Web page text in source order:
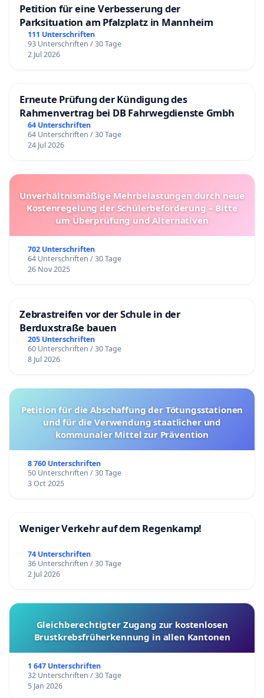
Petition für eine Verbesserung der
Parksituation am Pfalzplatz in Mannheim
111 Unterschriften
93 Unterschriften / 30 Tage
2 Jul 2026
Erneute Prüfung der Kündigung des
Rahmenvertrag bei DB Fahrwegdienste Gmbh
64 Unterschriften
64 Unterschriften / 30 Tage
24 Jul 2026
Unverhältnismäßige Mehrbelastungen durch neue
Kostenregelung der Schülerbeförderung – Bitte
um Überprüfung und Alternativen
702 Unterschriften
64 Unterschriften / 30 Tage
26 Nov 2025
Zebrastreifen vor der Schule in der
Berduxstraße bauen
205 Unterschriften
60 Unterschriften / 30 Tage
8 Jul 2026
Petition für die Abschaffung der Tötungsstationen
und für die Verwendung staatlicher und
kommunaler Mittel zur Prävention
8 760 Unterschriften
50 Unterschriften / 30 Tage
3 Oct 2025
Weniger Verkehr auf dem Regenkamp!
74 Unterschriften
36 Unterschriften / 30 Tage
2 Jul 2026
Gleichberechtigter Zugang zur kostenlosen
Brustkrebsfrüherkennung in allen Kantonen
1 647 Unterschriften
32 Unterschriften / 30 Tage
5 Jan 2026